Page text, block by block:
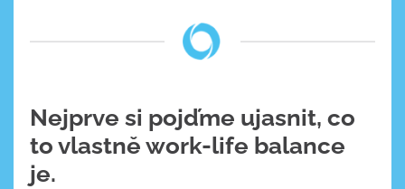
Nejprve si pojďme ujasnit, co
to vlastně work-life balance
je.